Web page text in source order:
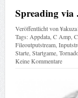
Spreading via
Veröffentlicht von
Tags: Appdata, C Amp,
Fileoutputstream,
Starte, Startgame,
Keine Kommentare